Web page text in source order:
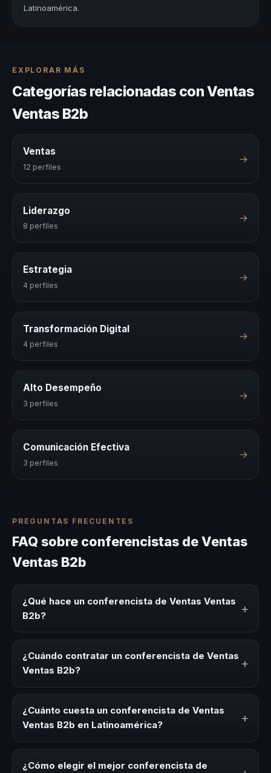
Latinoamérica.
EXPLORAR MÁS
Categorías relacionadas con Ventas
Ventas B2b
Ventas
12 perfiles
→
Liderazgo
8 perfiles
→
Estrategia
4 perfiles
→
Transformación Digital
4 perfiles
→
Alto Desempeño
3 perfiles
→
Comunicación Efectiva
3 perfiles
→
PREGUNTAS FRECUENTES
FAQ sobre conferencistas de Ventas
Ventas B2b
¿Qué hace un conferencista de Ventas Ventas
B2b?
+
que comparte conocimiento, estrategias y experiencias
sobre este tema en eventos corporativos, convenciones
y herramientas aplicables para la audiencia.
¿Cuándo contratar un conferencista de Ventas
Ventas B2b?
+
para kick-offs, convenciones anuales, programas de
desarrollo, eventos de integración o cuando tu
relacionado con esta temática.
¿Cuánto cuesta un conferencista de Ventas
Ventas B2b en Latinoamérica?
+
modalidad (presencial o virtual) y la duración del evento.
¿Cómo elegir el mejor conferencista de